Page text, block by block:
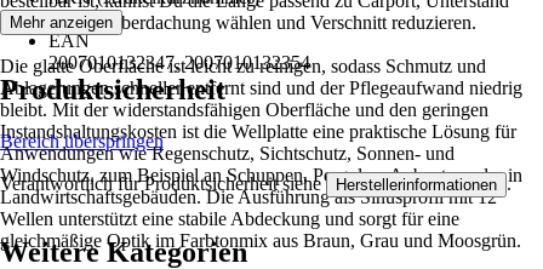
NXCV
EAN
2007010132347, 2007010132354
oder Terrassenüberdachung wählen und Verschnitt reduzieren.
Die glatte Oberfläche ist leicht zu reinigen, sodass Schmutz und
Ablagerungen schneller entfernt sind und der Pflegeaufwand niedrig
bleibt. Mit der widerstandsfähigen Oberfläche und den geringen
Instandshaltungskosten ist die Wellplatte eine praktische Lösung für
Anwendungen wie Regenschutz, Sichtschutz, Sonnen- und
Windschutz, zum Beispiel an Schuppen, Pergolen, Anbauten oder in
Landwirtschaftsgebäuden. Die Ausführung als Sinusprofil mit 12
Wellen unterstützt eine stabile Abdeckung und sorgt für eine
gleichmäßige Optik im Farbtonmix aus Braun, Grau und Moosgrün.
Mehr anzeigen
Produktsicherheit
Bereich überspringen
Verantwortlich für Produktsicherheit siehe Herstellerinformationen .
Weitere Kategorien